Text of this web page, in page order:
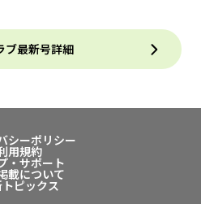
ブ最新号詳細
シーポリシー
用規約
・サポート
載について
ピックス